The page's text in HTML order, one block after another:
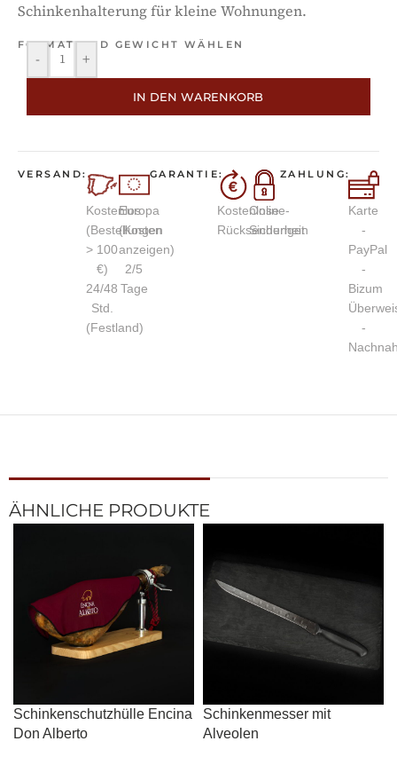
Schinkenhalterung für kleine Wohnungen.
FORMAT UND GEWICHT WÄHLEN
- +
IN DEN WARENKORB
VERSAND:
Kostenlos
(Bestellungen
> 100
€)
24/48
Std.
(Festland)
Europa
(Kosten
anzeigen)
2/5
Tage
GARANTIE:
Kostenlose
Rücksendungen
Online-
Sicherheit
ZAHLUNG:
Karte
-
PayPal
-
Bizum
-
ÄHNLICHE PRODUKTE
Schinkenschutzhülle Encina
Don Alberto
Schinkenmesser mit
Alveolen